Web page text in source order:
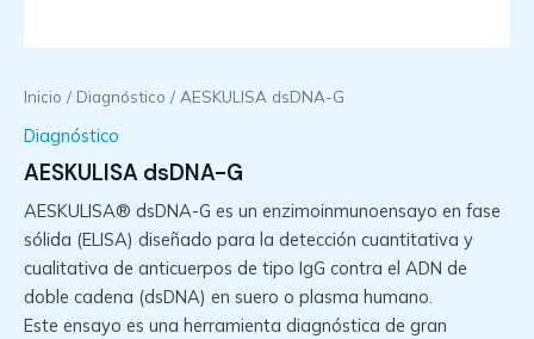
Inicio / Diagnóstico / AESKULISA dsDNA-G
Diagnóstico
AESKULISA dsDNA-G
AESKULISA® dsDNA-G es un enzimoinmunoensayo en fase
sólida (ELISA) diseñado para la detección cuantitativa y
cualitativa de anticuerpos de tipo IgG contra el ADN de
doble cadena (dsDNA) en suero o plasma humano.
Este ensayo es una herramienta diagnóstica de gran